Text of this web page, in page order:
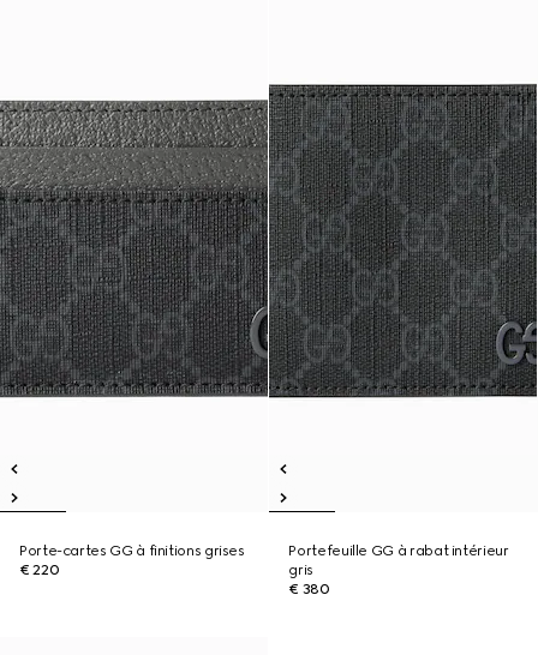
Porte-cartes GG à finitions grises
€ 220
Portefeuille GG à rabat intérieur
gris
€ 380